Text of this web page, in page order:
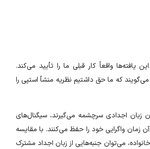
یافته‌ها واقعاً کار قبلی ما را تأیید می‌کند.
که ما حق داشتیم نظریه منشأ استپی را
زبان اجدادی سرچشمه می‌گیرند، سیگنال‌های
زمان واگرایی خود را حفظ می‌کنند. با مقایسه
می‌توان جنبه‌هایی از زبان اجداد مشترک